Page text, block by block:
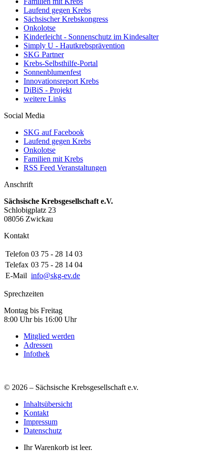
Laufend gegen Krebs
Sächsischer Krebskongress
Onkolotse
Kinderleicht - Sonnenschutz im Kindesalter
Simply U - Hautkrebsprävention
SKG Partner
Krebs-Selbsthilfe-Portal
Sonnenblumenfest
Innovationsreport Krebs
DiBiS - Projekt
weitere Links
Social Media
SKG auf Facebook
Laufend gegen Krebs
Onkolotse
Familien mit Krebs
RSS Feed Veranstaltungen
Anschrift
Sächsische Krebsgesellschaft e.V.
Schlobigplatz 23
08056 Zwickau
Kontakt
Telefon 03 75 - 28 14 03
Telefax 03 75 - 28 14 04
E-Mail info@skg-ev.de
Sprechzeiten
Montag bis Freitag
8:00 Uhr bis 16:00 Uhr
Mitglied werden
Adressen
Infothek
© 2026 – Sächsische Krebsgesellschaft e.v.
Inhaltsübersicht
Kontakt
Impressum
Datenschutz
Ihr Warenkorb ist leer.